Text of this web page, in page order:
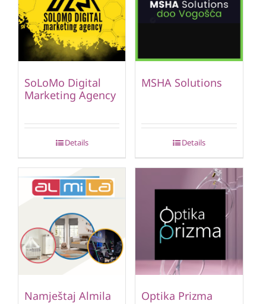
SoLoMo Digital
Marketing Agency
Details
MSHA Solutions
Details
Namještaj Almila Optika Prizma